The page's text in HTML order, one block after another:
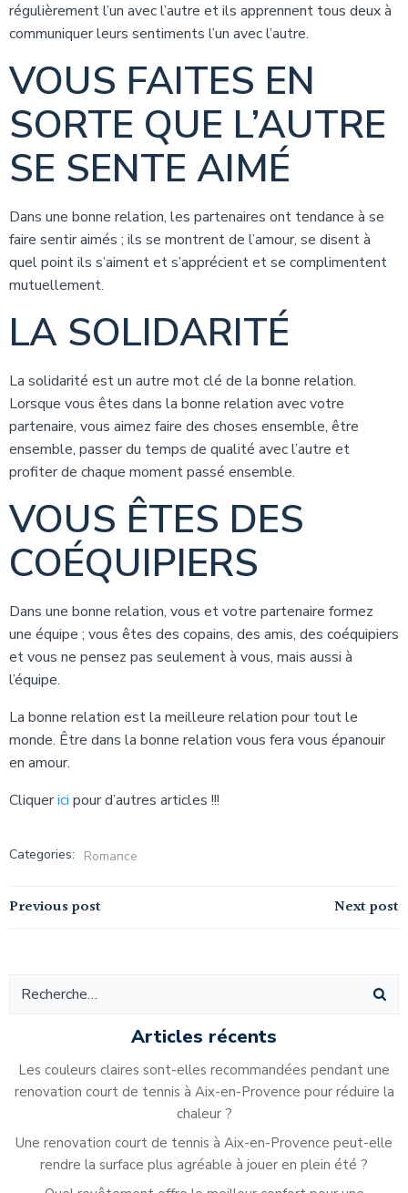
régulièrement l’un avec l’autre et ils apprennent tous deux à
communiquer leurs sentiments l’un avec l’autre.
VOUS FAITES EN
SORTE QUE L’AUTRE
SE SENTE AIMÉ
Dans une bonne relation, les partenaires ont tendance à se
faire sentir aimés ; ils se montrent de l’amour, se disent à
quel point ils s’aiment et s’apprécient et se complimentent
mutuellement.
LA SOLIDARITÉ
La solidarité est un autre mot clé de la bonne relation.
Lorsque vous êtes dans la bonne relation avec votre
partenaire, vous aimez faire des choses ensemble, être
ensemble, passer du temps de qualité avec l’autre et
profiter de chaque moment passé ensemble.
VOUS ÊTES DES
COÉQUIPIERS
Dans une bonne relation, vous et votre partenaire formez
une équipe ; vous êtes des copains, des amis, des coéquipiers
et vous ne pensez pas seulement à vous, mais aussi à
l’équipe.
La bonne relation est la meilleure relation pour tout le
monde. Être dans la bonne relation vous fera vous épanouir
en amour.
Cliquerici pour d’autres articles !!!
Categories: Romance
Navigation
l’article
Previous post Navigation
Next post
Articles récents
Les couleurs claires sont-elles recommandées pendant une
renovation court de tennis à Aix-en-Provence pour réduire la
chaleur ?
Une renovation court de tennis à Aix-en-Provence peut-elle
rendre la surface plus agréable à jouer en plein été ?